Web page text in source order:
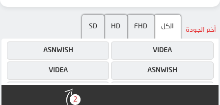
أختر الجودة الكل FHD
HD
SD
VIDEA
ASNWISH
ASNWISH
VIDEA
4SHARED